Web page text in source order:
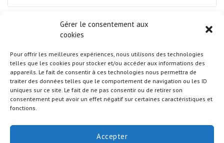
Gérer le consentement aux
cookies
Pour offrir les meilleures expériences, nous utilisons des technologies
telles que les cookies pour stocker et/ou accéder aux informations des
appareils. Le fait de consentir à ces technologies nous permettra de
traiter des données telles que le comportement de navigation ou les ID
uniques sur ce site. Le fait de ne pas consentir ou de retirer son
consentement peut avoir un effet négatif sur certaines caractéristiques et
fonctions.
Accepter